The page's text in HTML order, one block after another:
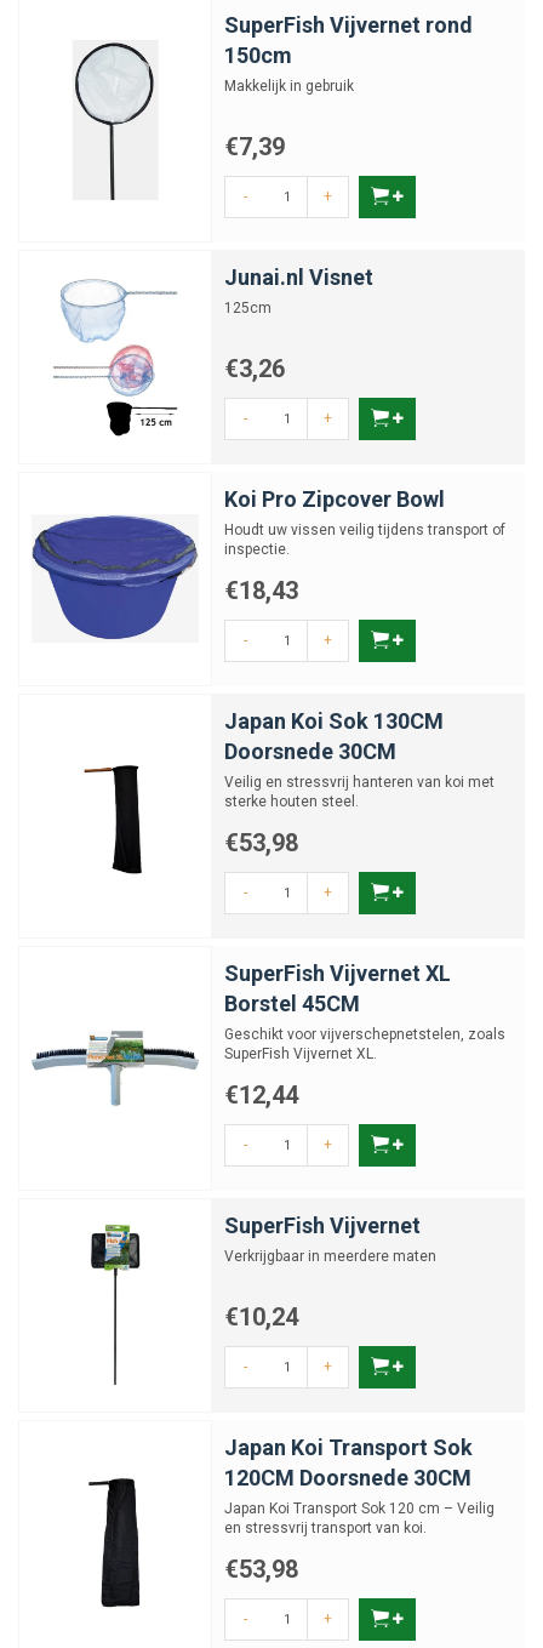
SuperFish Vijvernet rond
150cm
Makkelijk in gebruik
€7,39
- +
Junai.nl Visnet
125cm
€3,26
- +
Koi Pro Zipcover Bowl
Houdt uw vissen veilig tijdens transport of
inspectie.
€18,43
- +
Japan Koi Sok 130CM
Doorsnede 30CM
Veilig en stressvrij hanteren van koi met
sterke houten steel.
€53,98
- +
SuperFish Vijvernet XL
Borstel 45CM
Geschikt voor vijverschepnetstelen, zoals
SuperFish Vijvernet XL.
€12,44
- +
SuperFish Vijvernet
Verkrijgbaar in meerdere maten
€10,24
- +
Japan Koi Transport Sok
120CM Doorsnede 30CM
Japan Koi Transport Sok 120 cm – Veilig
en stressvrij transport van koi.
€53,98
- +